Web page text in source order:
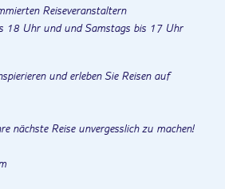
Reiseveranstaltern
18 Uhr und und Samstags bis 17 Uhr
und erleben Sie Reisen auf
nächste Reise unvergesslich zu machen!